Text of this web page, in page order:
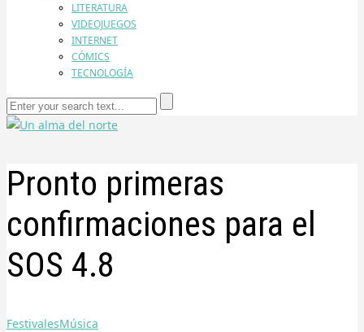
LITERATURA
VIDEOJUEGOS
INTERNET
CÓMICS
TECNOLOGÍA
Pronto primeras
confirmaciones para el
SOS 4.8
FestivalesMúsica